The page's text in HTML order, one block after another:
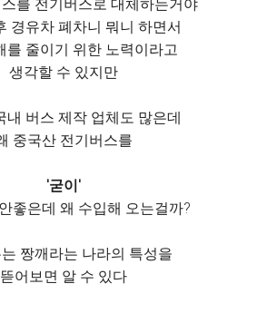
를 전기버스로 대체하는거야
경유차 폐차니 뭐니 하면서
를 줄이기 위한 노력이라고
생각할 수 있지만
내 버스 제작 업체도 많은데
중국산 전기버스를
'굳이'
좋은데 왜 수입해 오는걸까?
짱깨라는 나라의 특성을
뜯어보면 알 수 있다